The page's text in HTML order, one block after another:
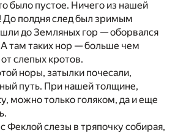
было пустое. Ничего из нашей
До полдня след был зримым
до Земляных гор — оборвался
там таких нор — больше чем
слепых кротов.
норы, затылки почесали,
путь. При нашей толщине,
можно только голяком, да и еще
Феклой слезы в тряпочку собирая,